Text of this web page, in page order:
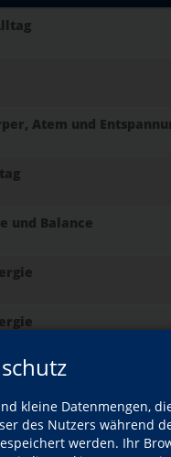
kleine Datenmengen,
des Nutzers während
werden. Ihr
Atem und
und Balance